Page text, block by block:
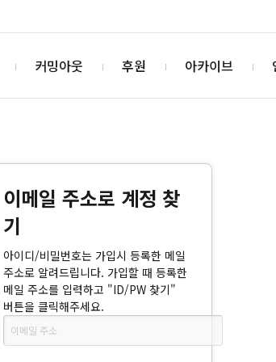
커밍아웃 후원 아카이브
이메일 주소로 계정 찾
기
아이디/비밀번호는 가입시 등록한 메일
주소로 알려드립니다. 가입할 때 등록한
메일 주소를 입력하고 "ID/PW 찾기"
버튼을 클릭해주세요.